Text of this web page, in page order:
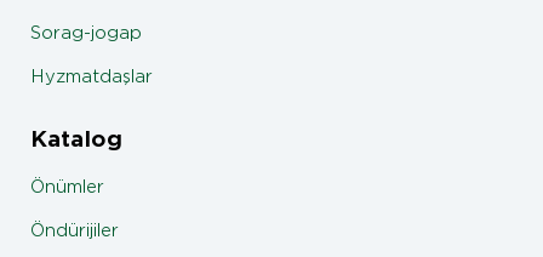
Sorag-jogap
Hyzmatdaşlar
Katalog
Önümler
Öndürijiler